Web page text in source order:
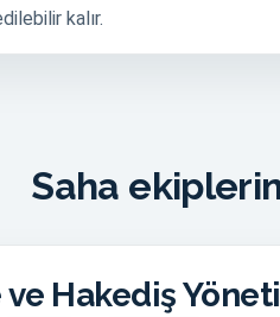
kalır.
Saha
Hakediş